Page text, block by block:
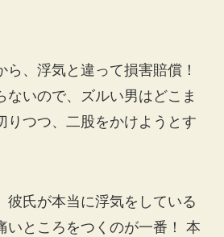
ら、浮気と違って損害賠償！
ないので、ズルい男はどこま
りつつ、二股をかけようとす
彼氏が本当に浮気をしている
いところをつくのが一番！ 本